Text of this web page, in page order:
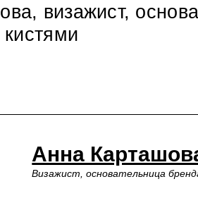
визажист,
Анна
Визажист, основательница